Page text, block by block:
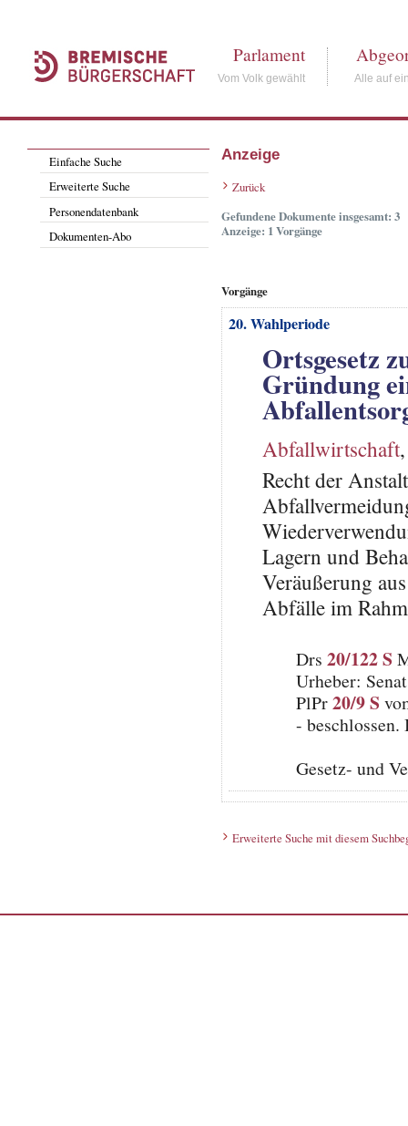
Parlament
Vom Volk gewählt Alle auf
Einfache Suche
Erweiterte Suche
Personendatenbank
Dokumenten-Abo
Anzeige
Zurück
Gefundene Dokumente insgesamt: 3
Anzeige: 1 Vorgänge
Vorgänge
20. Wahlperiode
Ortsgesetz
Gründung
Abfallwirtschaft
Recht der
Lagern und
Veräußerung
Abfälle im
Drs 20/122 S
Urheber: Senat
PlPr20/9 S
- beschlossen.
Gesetz- und
Erweiterte Suche mit diesem